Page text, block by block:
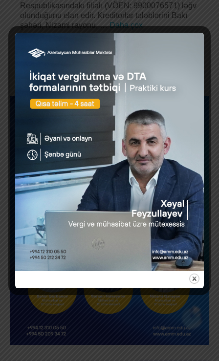
Respublikasındakı filialı (VÖEN: 9900076571) ləğv
olunduğunu elan edir. Kreditorlar tələblərini Bakı
şəhəri, Nizami rayonu, …Daha çox
« 1 2 3